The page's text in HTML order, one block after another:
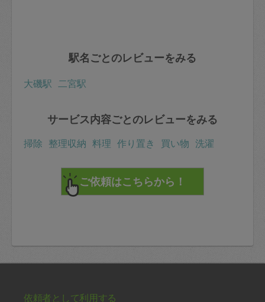
駅名ごとのレビューをみる
大磯駅 二宮駅
サービス内容ごとのレビューをみる
掃除 整理収納 料理 作り置き 買い物 洗濯
依頼者として利用する